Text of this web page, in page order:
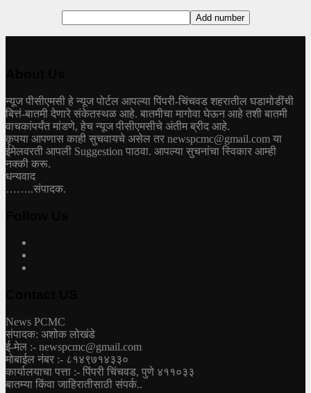
न्यूज पीसीएमसी हे न्यूज पोर्टल आपल्या पिंपरी-चिंचवड शहरातील घडामोडींची
बित्तं-बातमी देणारे संकेतस्थळ आहे. बातमीचा मागोवा घेऊन आहे तशी बातमी
वाचकांपर्यंत मांडणे, हेच न्यूज पीसीएमसीचे अंतीम ब्रीद आहे.
कृपया आपणास काही सुचवायचे असेल तर newspcmc@gmail.com या
ईमेलवरती आपली Suggestion पाठवा. आपल्या सुचनांचा स्विकार आम्ही
नक्की करू.
धन्यवाद
……..संपादक.
News PCMC
संपादक: अशोक लोखंडे
ई-मेल :- newspcmc@gmail.com
मोबाईल नंबर :- ८१४९७१४३३०
कार्यालयाचा पत्ता :- पिंपरी चिंचवड, पुणे ४११०३३
बातम्या किंवा जाहिरातीसाठी संपर्क..